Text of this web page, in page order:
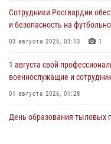
Сотрудники Росгвардии
и безопасность на
03 августа 2026, 03:13 1
1 августа свой
военнослужащие и
01 августа 2026, 01:28
День образования тыловых